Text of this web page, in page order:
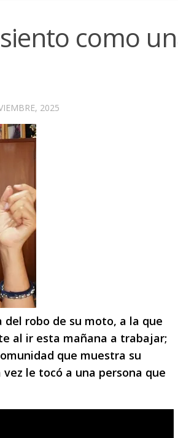
como
2025
robo de su moto, a la que
al ir esta mañana a trabajar;
que muestra su
le tocó a una persona que